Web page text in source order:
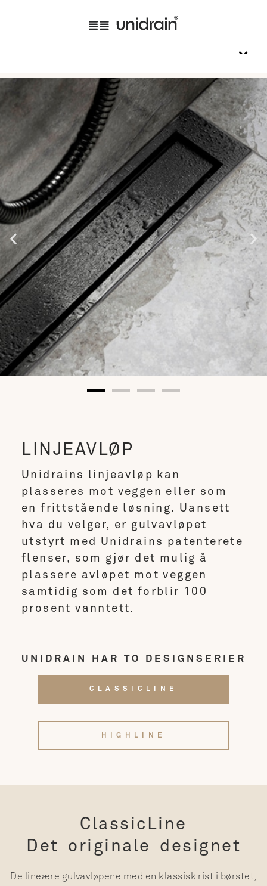
Det eksklusive design
LINJEAVLØP
Unidrains linjeavløp kan
plasseres mot veggen eller som
en frittstående løsning. Uansett
hva du velger, er gulvavløpet
utstyrt med Unidrains patenterete
flenser, som gjør det mulig å
plassere avløpet mot veggen
samtidig som det forblir 100
prosent vanntett.
UNIDRAIN HAR TO DESIGNSERIER
CLASSICLINE
HIGHLINE
ClassicLine
Det originale designet
De lineære gulvavløpene med en klassisk rist i børstet,